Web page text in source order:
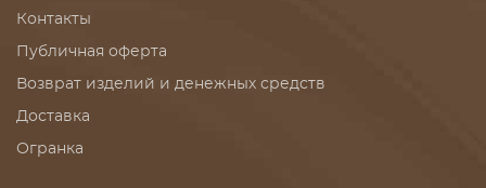
Контакты
Публичная оферта
Возврат изделий и денежных средств
Доставка
Огранка